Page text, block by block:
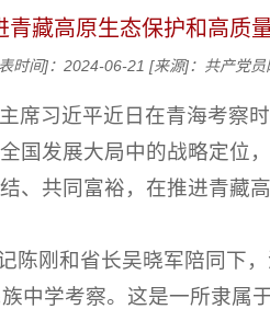
藏高原生态保护和高质
时间]：2024-06-21 [来源]：共产党
席习近平近日在青海考察
国发展大局中的战略定位
、共同富裕，在推进青藏
刚和省长吴晓军陪同下
中学考察。这是一所隶属